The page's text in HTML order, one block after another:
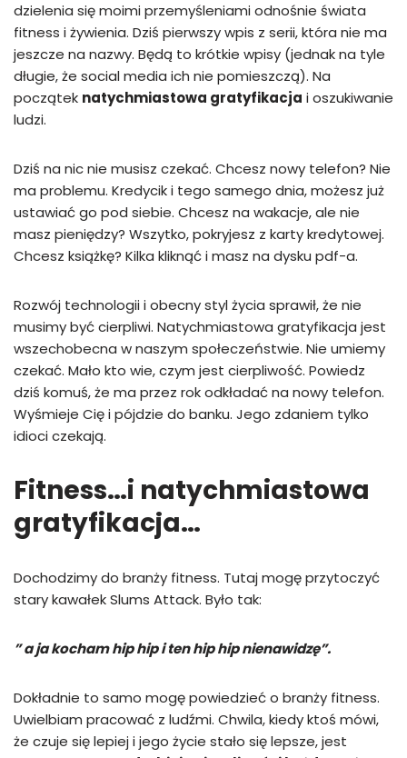
dzielenia się moimi przemyśleniami odnośnie świata
fitness i żywienia. Dziś pierwszy wpis z serii, która nie ma
jeszcze na nazwy. Będą to krótkie wpisy (jednak na tyle
długie, że social media ich nie pomieszczą). Na
początek natychmiastowa gratyfikacja i oszukiwanie
ludzi.
Dziś na nic nie musisz czekać. Chcesz nowy telefon? Nie
ma problemu. Kredycik i tego samego dnia, możesz już
ustawiać go pod siebie. Chcesz na wakacje, ale nie
masz pieniędzy? Wszytko, pokryjesz z karty kredytowej.
Chcesz książkę? Kilka kliknąć i masz na dysku pdf-a.
Rozwój technologii i obecny styl życia sprawił, że nie
musimy być cierpliwi. Natychmiastowa gratyfikacja jest
wszechobecna w naszym społeczeństwie. Nie umiemy
czekać. Mało kto wie, czym jest cierpliwość. Powiedz
dziś komuś, że ma przez rok odkładać na nowy telefon.
Wyśmieje Cię i pójdzie do banku. Jego zdaniem tylko
idioci czekają.
Fitness…i natychmiastowa
gratyfikacja…
Dochodzimy do branży fitness. Tutaj mogę przytoczyć
stary kawałek Slums Attack. Było tak:
” a ja kocham hip hip i ten hip hip nienawidzę”.
Dokładnie to samo mogę powiedzieć o branży fitness.
Uwielbiam pracować z ludźmi. Chwila, kiedy ktoś mówi,
że czuje się lepiej i jego życie stało się lepsze, jest